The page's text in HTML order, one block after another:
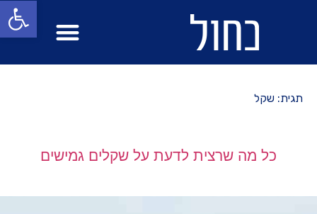
תגית: שקל
כל מה שרצית לדעת על שקלים גמישים
פתח